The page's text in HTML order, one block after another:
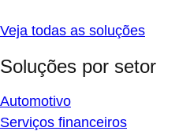
Veja todas as soluções
Soluções por setor
Automotivo
Serviços financeiros